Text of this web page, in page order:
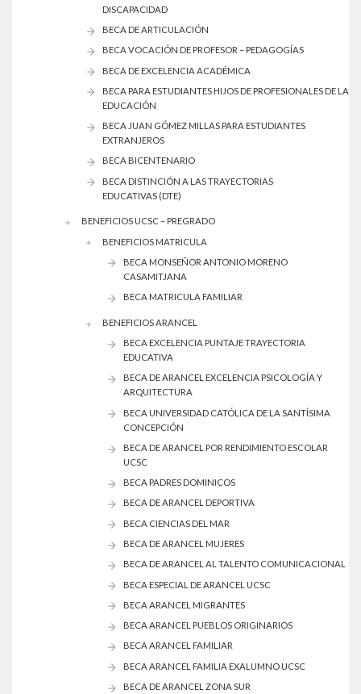
DISCAPACIDAD
BECA DE ARTICULACIÓN
BECA VOCACIÓN DE PROFESOR – PEDAGOGÍAS
BECA DE EXCELENCIA ACADÉMICA
BECA PARA ESTUDIANTES HIJOS DE PROFESIONALES DE LA
EDUCACIÓN
BECA JUAN GÓMEZ MILLAS PARA ESTUDIANTES
EXTRANJEROS
BECA BICENTENARIO
BECA DISTINCIÓN A LAS TRAYECTORIAS
EDUCATIVAS (DTE)
BENEFICIOS UCSC – PREGRADO
BENEFICIOS MATRICULA
BECA MONSEÑOR ANTONIO MORENO
CASAMITJANA
BECA MATRICULA FAMILIAR
BENEFICIOS ARANCEL
BECA EXCELENCIA PUNTAJE TRAYECTORIA
EDUCATIVA
BECA DE ARANCEL EXCELENCIA PSICOLOGÍA Y
ARQUITECTURA
BECA UNIVERSIDAD CATÓLICA DE LA SANTÍSIMA
CONCEPCIÓN
BECA DE ARANCEL POR RENDIMIENTO ESCOLAR
UCSC
BECA PADRES DOMINICOS
BECA DE ARANCEL DEPORTIVA
BECA CIENCIAS DEL MAR
BECA DE ARANCEL MUJERES
BECA DE ARANCEL AL TALENTO COMUNICACIONAL
BECA ESPECIAL DE ARANCEL UCSC
BECA ARANCEL MIGRANTES
BECA ARANCEL PUEBLOS ORIGINARIOS
BECA ARANCEL FAMILIAR
BECA ARANCEL FAMILIA EXALUMNO UCSC
BECA DE ARANCEL ZONA SUR